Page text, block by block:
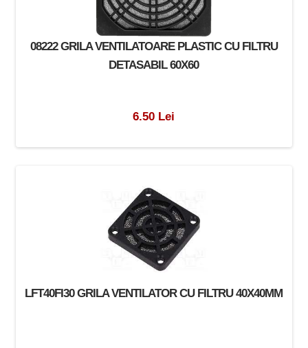
08222 GRILA VENTILATOARE PLASTIC CU FILTRU
DETASABIL 60X60
6.50 Lei
LFT40FI30 GRILA VENTILATOR CU FILTRU 40X40MM